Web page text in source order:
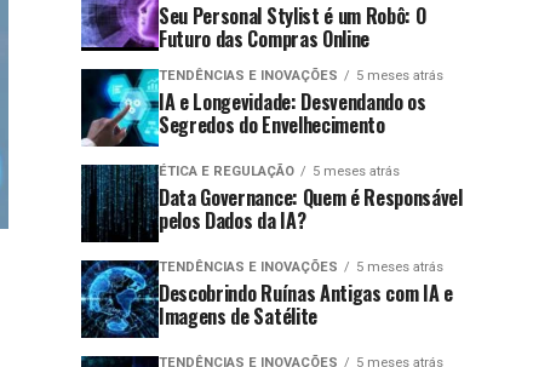
Seu Personal Stylist é um Robô: O
Futuro das Compras Online
TENDÊNCIAS E INOVAÇÕES 5 meses atrás
IA e Longevidade: Desvendando os
Segredos do Envelhecimento
ÉTICA E REGULAÇÃO 5 meses atrás
Data Governance: Quem é Responsável
pelos Dados da IA?
TENDÊNCIAS E INOVAÇÕES 5 meses atrás
Descobrindo Ruínas Antigas com IA e
Imagens de Satélite
TENDÊNCIAS E INOVAÇÕES 5 meses atrás